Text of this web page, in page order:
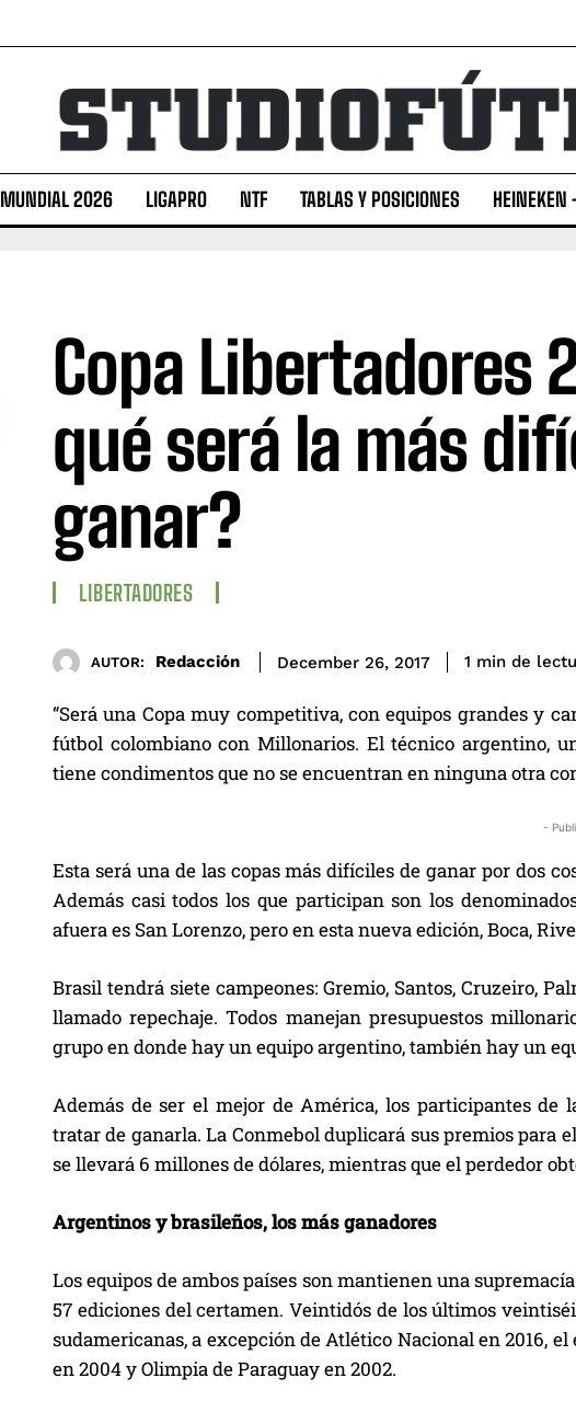
MUNDIAL 2026 LIGAPRO NTF TABLAS Y POSICIONES HEINEKEN
Copa Libertadores
qué será la más
ganar?
LIBERTADORES
AUTOR: Redacción December 26, 2017 1 min de
“Será una Copa muy competitiva, con equipos grandes y
fútbol colombiano con Millonarios. El técnico argentino,
tiene condimentos que no se encuentran en ninguna otra
-
Esta será una de las copas más difíciles de ganar por dos
Además casi todos los que participan son los
afuera es San Lorenzo, pero en esta nueva edición, Boca,
Brasil tendrá siete campeones: Gremio, Santos, Cruzeiro,
llamado repechaje. Todos manejan presupuestos
grupo en donde hay un equipo argentino, también hay un
Además de ser el mejor de América, los participantes
tratar de ganarla. La Conmebol duplicará sus premios para
se llevará 6 millones de dólares, mientras que el perdedor
Argentinos y brasileños, los más ganadores
Los equipos de ambos países son mantienen una
57 ediciones del certamen. Veintidós de los últimos
sudamericanas, a excepción de Atlético Nacional en 2016,
en 2004 y Olimpia de Paraguay en 2002.